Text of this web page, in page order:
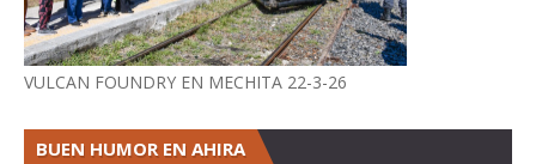
VULCAN FOUNDRY EN MECHITA 22-3-26
BUEN HUMOR EN AHIRA